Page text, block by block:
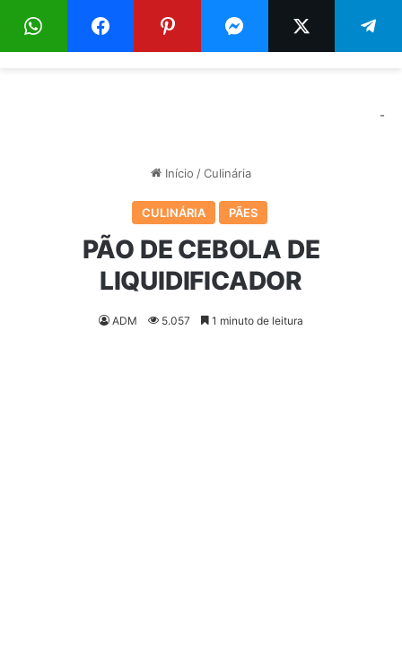
Menu
-
Início /Culinária
CULINÁRIA PÃES
PÃO DE CEBOLA DE
LIQUIDIFICADOR
ADM 5.057 1 minuto de leitura